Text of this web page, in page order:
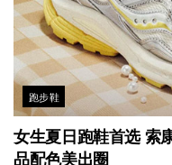
跑步鞋
女生夏日跑鞋首选 索
品配色美出圈